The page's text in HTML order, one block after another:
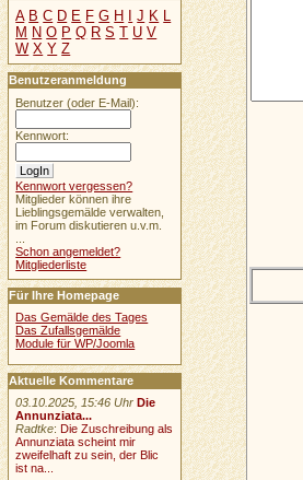
A B C D E F G H I J K L
M N O P Q R S T U V
W X Y Z
Benutzeranmeldung
Benutzer (oder E-Mail):
Kennwort:
Kennwort vergessen?
Mitglieder können ihre
Lieblingsgemälde verwalten,
im Forum diskutieren u.v.m.
Schon angemeldet?
Mitgliederliste
Für Ihre Homepage
Das Gemälde des Tages
Das Zufallsgemälde
Module für WP/Joomla
Aktuelle Kommentare
03.10.2025, 15:46 Uhr Die
Annunziata...
Radtke: Die Zuschreibung als
Annunziata scheint mir
zweifelhaft zu sein, der Blic
ist na...